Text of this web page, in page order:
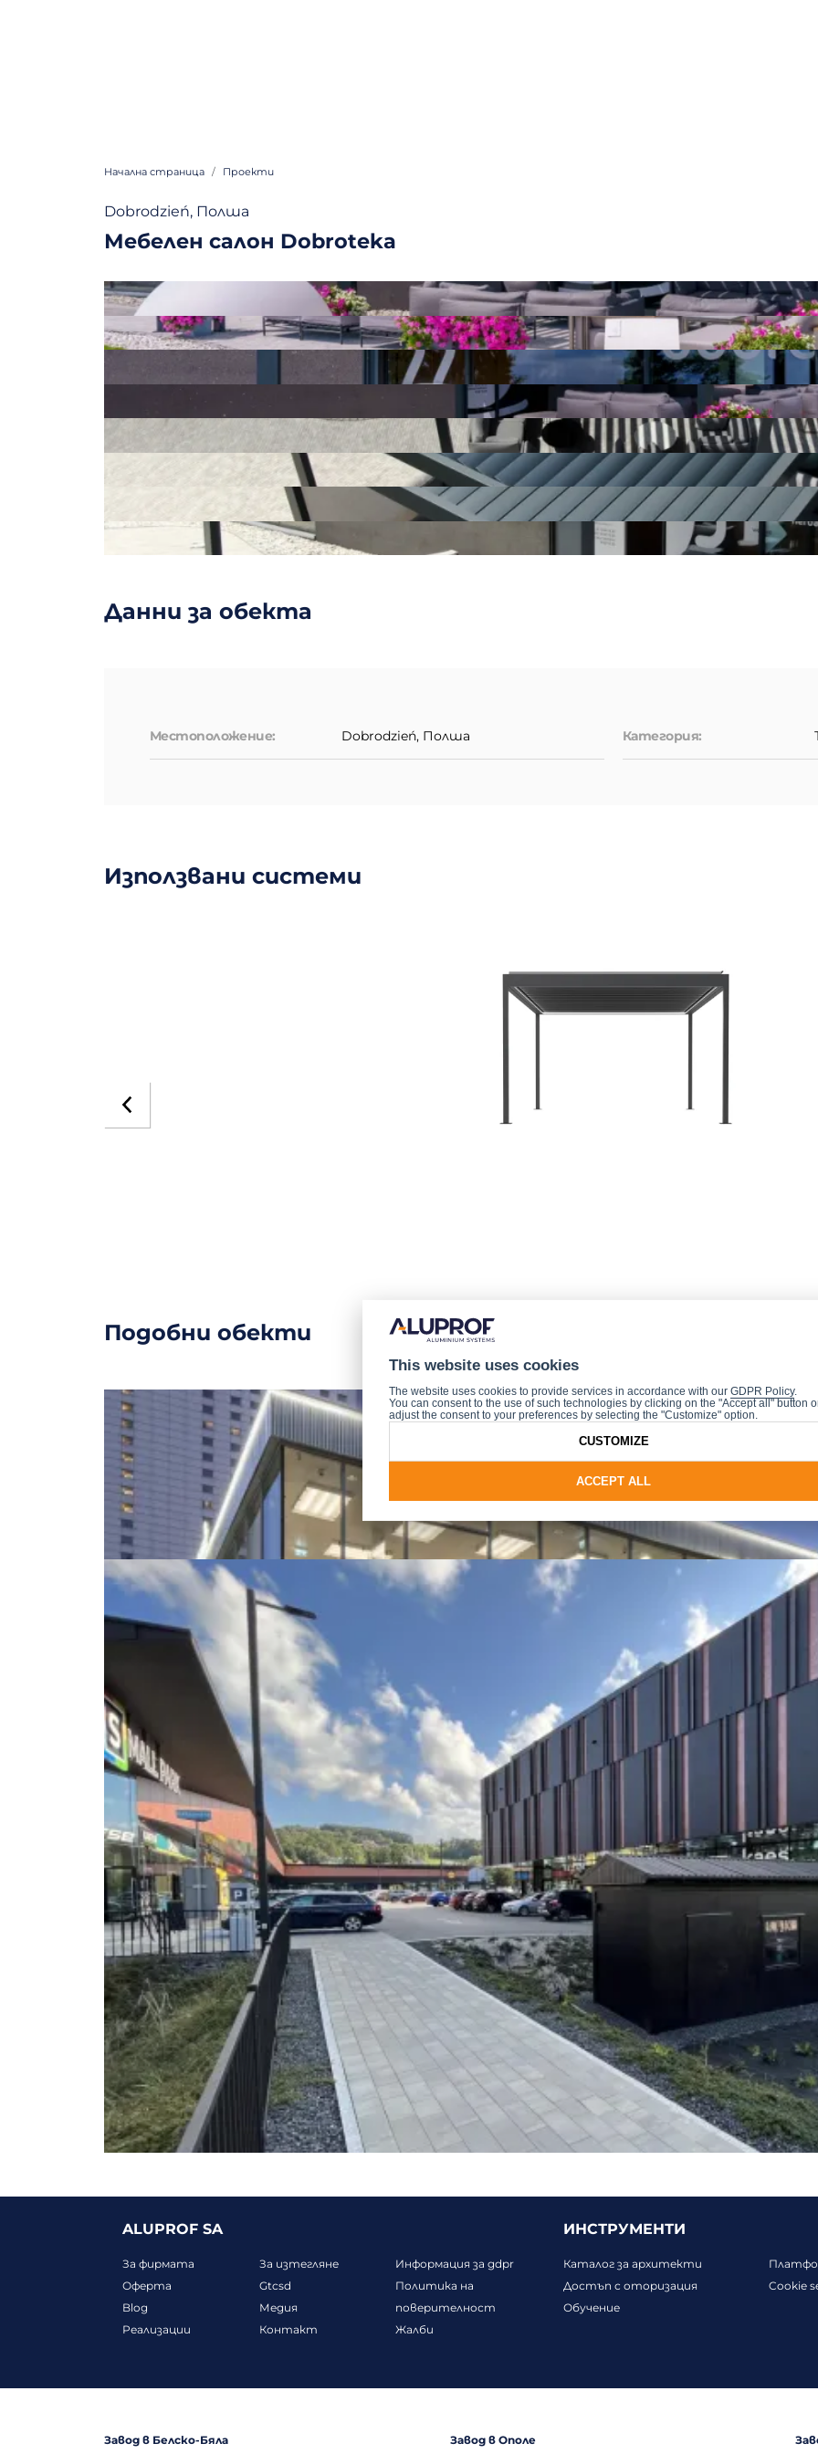
Начална страница Проекти
Dobrodzień, Полша
Мебелен салон Dobroteka
Данни за обекта
Местоположение: Dobrodzień, Полша Категория:
Използвани системи
Подобни обекти
ВИЖТЕ ОЩЕ ПРОЕКТИ
ALUPROF SA
За фирмата
Оферта
Blog
Реализации
За изтегляне
Gtcsd
Медия
Контакт
Информация за gdpr
Политика на
поверителност
Жалби
ИНСТРУМЕНТИ
Каталог за архитекти
Достъп с оторизация
Обучение
Cookie
Завод в Белско-Бяла Завод в Ополе
This website uses cookies
The website uses cookies to provide services in accordance with our GDPR Policy.
You can consent to the use of such technologies by clicking on the "Accept all" button
adjust the consent to your preferences by selecting the "Customize" option.
ACCEPT ALL
CUSTOMIZE